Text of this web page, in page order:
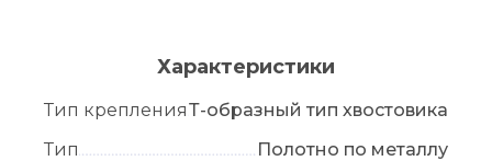
Характеристики
Тип крепленияТ-образный тип хвостовика
Тип
Полотно по металлу